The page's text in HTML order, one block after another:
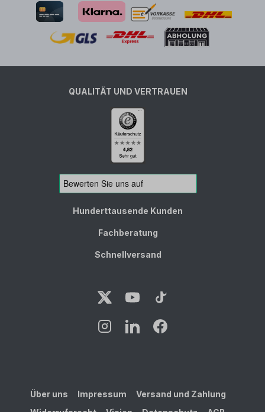
QUALITÄT UND VERTRAUEN
Hunderttausende Kunden
Fachberatung
Schnellversand
Über uns Impressum
Versand und Zahlung